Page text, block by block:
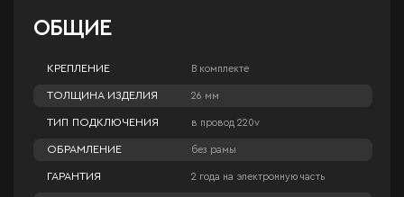
ОБЩИЕ
КРЕПЛЕНИЕ В комплекте
ТОЛЩИНА ИЗДЕЛИЯ 26 мм
ТИП ПОДКЛЮЧЕНИЯ в провод 220v
ОБРАМЛЕНИЕ без рамы
ГАРАНТИЯ 2 года на электронную часть